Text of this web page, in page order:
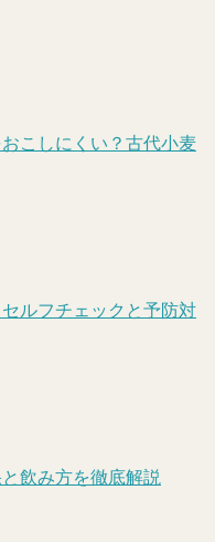
こしにくい？古代小麦
ルフチェックと予防対
飲み方を徹底解説